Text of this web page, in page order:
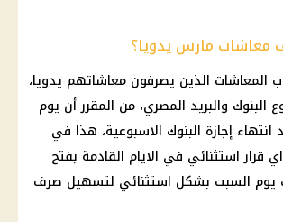
مارس يدويا؟
المعاشات الذين يصرفون معاشاتهم يدويا،
البنوك والبريد المصري، من المقرر أن يوم
إجازة البنوك الاسبوعية، هذا في
قراراستثنائي في الايام القادمة بفتح
يوم السبت بشكل استثنائي لتسهيل صرف